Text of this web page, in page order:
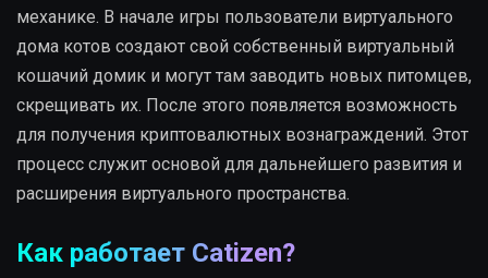
механике. В начале игры пользователи виртуального
дома котов создают свой собственный виртуальный
кошачий домик и могут там заводить новых питомцев,
скрещивать их. После этого появляется возможность
для получения криптовалютных вознаграждений. Этот
процесс служит основой для дальнейшего развития и
расширения виртуального пространства.
Как работает Catizen?